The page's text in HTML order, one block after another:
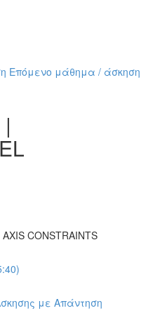
Επόμενο μάθημα / άσκηση
CONSTRAINTS
με Απάντηση